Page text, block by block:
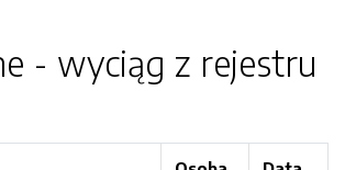
- wyciąg z rejestru